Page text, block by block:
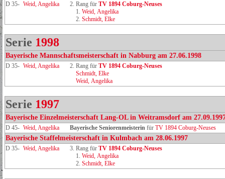
D 35- Weid, Angelika 2. Rang für TV 1894 Coburg‑Neuses
1. Weid, Angelika
2. Schmidt, Elke
Serie 1998
Bayerische Mannschaftsmeisterschaft in Nabburg am 27.06.1998
D 35- Weid, Angelika 2. Rang für TV 1894 Coburg‑Neuses
Schmidt, Elke
Weid, Angelika
Serie 1997
Bayerische Einzelmeisterschaft Lang-OL in Weitramsdorf am
D 45- Weid, Angelika Bayerische Seniorenmeisterin für TV 1894 Coburg-Neuses
Bayerische Staffelmeisterschaft in Kulmbach am 28.06.1997
D 35- Weid, Angelika 3. Rang für TV 1894 Coburg‑Neuses
1. Weid, Angelika
2. Schmidt, Elke